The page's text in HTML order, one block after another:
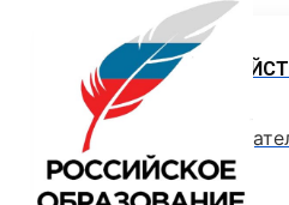
Отзывы
Выпускники